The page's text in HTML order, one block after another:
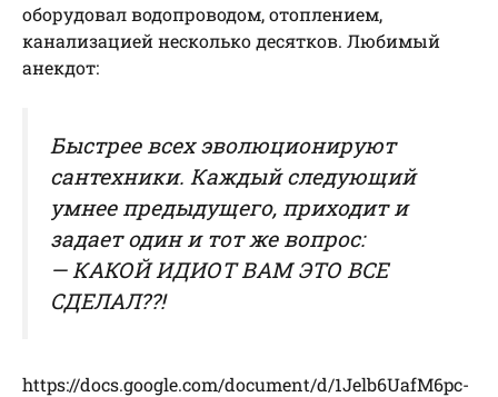
оборудовал водопроводом, отоплением,
канализацией несколько десятков. Любимый
анекдот:
Быстрее всех эволюционируют
сантехники. Каждый следующий
умнее предыдущего, приходит и
задает один и тот же вопрос:
— КАКОЙ ИДИОТ ВАМ ЭТО ВСЕ
СДЕЛАЛ??!
https://docs.google.com/document/d/1Jelb6UafM6pc-